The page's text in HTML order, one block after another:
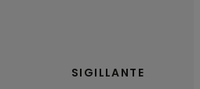
SIGILLANTE